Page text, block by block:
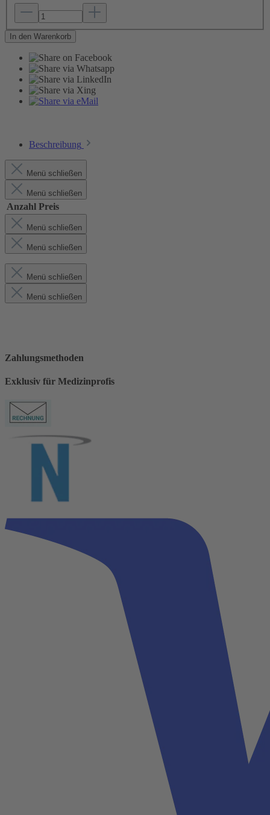
In den Warenkorb
Beschreibung
Menü schließen
Menü schließen
Anzahl Preis
Menü schließen
Menü schließen
Menü schließen
Menü schließen
Zahlungsmethoden
Exklusiv für Medizinprofis